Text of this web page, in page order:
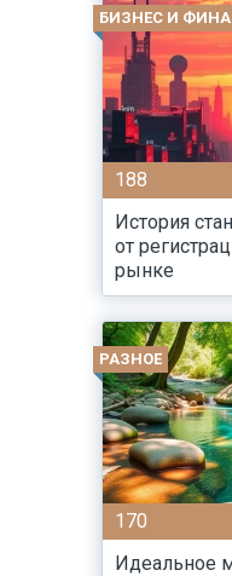
БИЗНЕС И
188
История
от
рынке
РАЗНОЕ
170
Идеальное